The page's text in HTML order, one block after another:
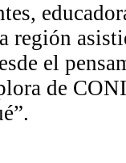
región
el
de